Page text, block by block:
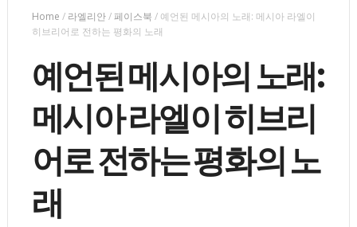
Home / 라엘리안/페이스북 / 예언된 메시아의 노래: 메시아 라엘이
히브리어로 전하는 평화의 노래
예언된 메시아의 노래:
메시아 라엘이 히브리
어로 전하는 평화의 노
래